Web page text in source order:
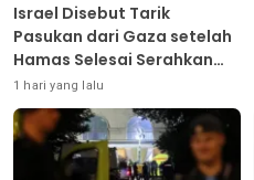
Israel Disebut Tarik
Pasukan dari Gaza setelah
Hamas Selesai Serahkan
Senjata
1 hari yang lalu